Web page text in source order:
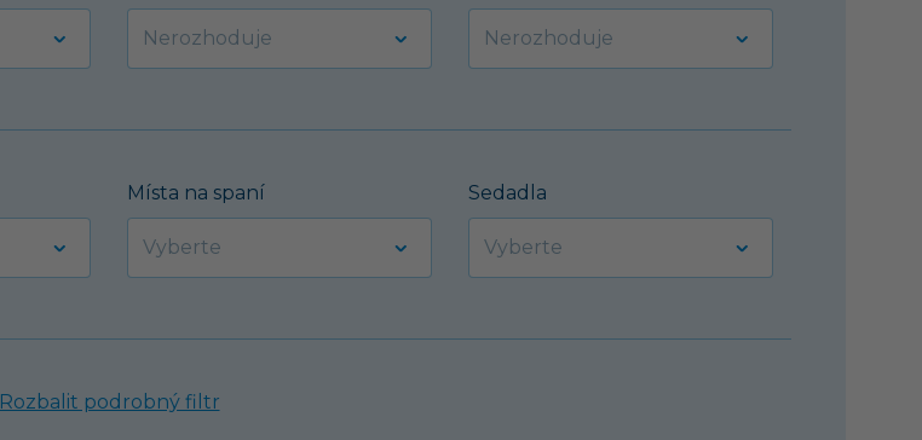
Místa na spaní Sedadla
Rozbalit podrobný filtr